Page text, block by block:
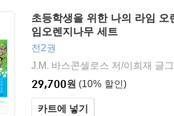
초등학생을 위한 나의 라임 오
임오렌지나무 세트
전2권
29,700원 (10% 할인)
카트에 넣기